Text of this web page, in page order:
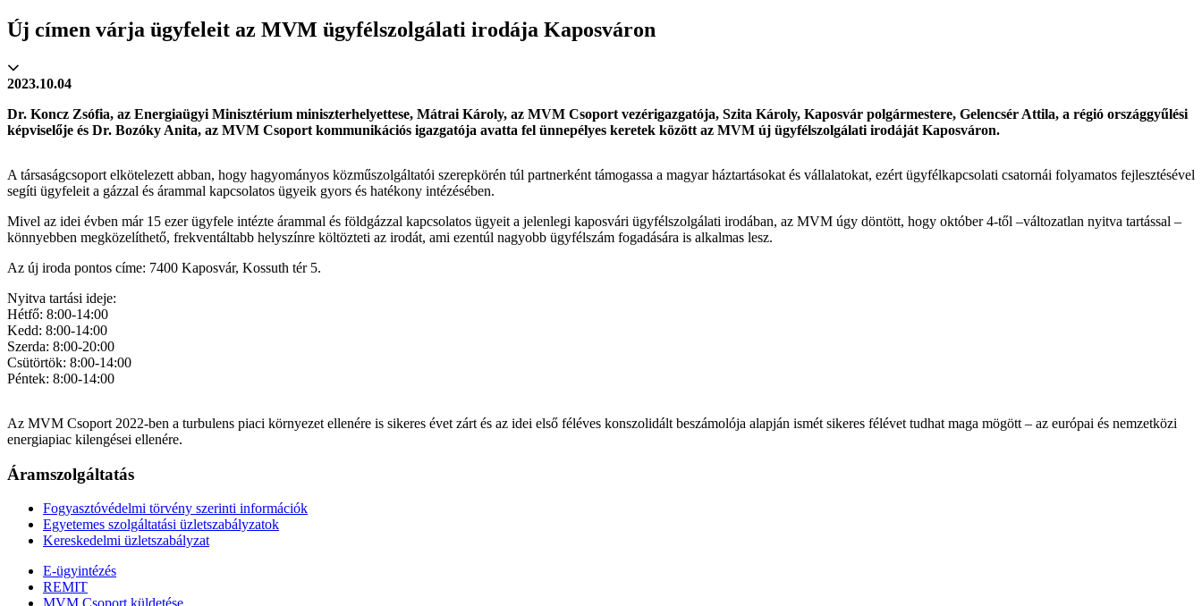
Új címen várja ügyfeleit az MVM ügyfélszolgálati irodája Kaposváron
2023.10.04
Dr. Koncz Zsófia, az Energiaügyi Minisztérium miniszterhelyettese, Mátrai Károly, az MVM Csoport vezérigazgatója, Szita Károly, Kaposvár polgármestere, Gelencsér Attila, a régió országgyűlési
képviselője és Dr. Bozóky Anita, az MVM Csoport kommunikációs igazgatója avatta fel ünnepélyes keretek között az MVM új ügyfélszolgálati irodáját Kaposváron.
A társaságcsoport elkötelezett abban, hogy hagyományos közműszolgáltatói szerepkörén túl partnerként támogassa a magyar háztartásokat és vállalatokat, ezért ügyfélkapcsolati csatornái folyamatos fejlesztésével
segíti ügyfeleit a gázzal és árammal kapcsolatos ügyeik gyors és hatékony intézésében.
Mivel az idei évben már 15 ezer ügyfele intézte árammal és földgázzal kapcsolatos ügyeit a jelenlegi kaposvári ügyfélszolgálati irodában, az MVM úgy döntött, hogy október 4-től –változatlan nyitva tartással –
könnyebben megközelíthető, frekventáltabb helyszínre költözteti az irodát, ami ezentúl nagyobb ügyfélszám fogadására is alkalmas lesz.
Az új iroda pontos címe: 7400 Kaposvár, Kossuth tér 5.
Nyitva tartási ideje:
Hétfő: 8:00-14:00
Kedd: 8:00-14:00
Szerda: 8:00-20:00
Csütörtök: 8:00-14:00
Péntek: 8:00-14:00
Az MVM Csoport 2022-ben a turbulens piaci környezet ellenére is sikeres évet zárt és az idei első féléves konszolidált beszámolója alapján ismét sikeres félévet tudhat maga mögött – az európai és nemzetközi
energiapiac kilengései ellenére.
Áramszolgáltatás
Fogyasztóvédelmi törvény szerinti információk
Egyetemes szolgáltatási üzletszabályzatok
Kereskedelmi üzletszabályzat
E-ügyintézés
REMIT